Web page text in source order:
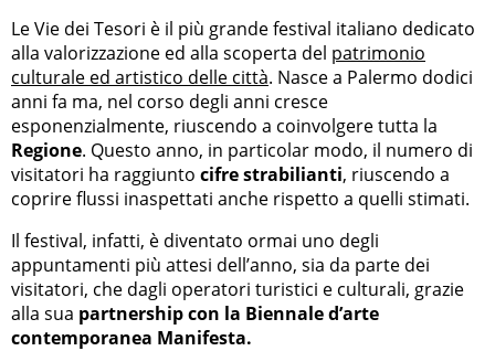
Le Vie dei Tesori è il più grande festival italiano dedicato
alla valorizzazione ed alla scoperta del patrimonio
culturale ed artistico delle città. Nasce a Palermo dodici
anni fa ma, nel corso degli anni cresce
esponenzialmente, riuscendo a coinvolgere tutta la
Regione. Questo anno, in particolar modo, il numero di
visitatori ha raggiunto cifre strabilianti, riuscendo a
coprire flussi inaspettati anche rispetto a quelli stimati.
Il festival, infatti, è diventato ormai uno degli
appuntamenti più attesi dell’anno, sia da parte dei
visitatori, che dagli operatori turistici e culturali, grazie
alla sua partnership con la Biennale d’arte
contemporanea Manifesta.